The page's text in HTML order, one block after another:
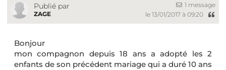
Publié par
ZAGE
1 message
le 13/01/2017 à 09:20
Bonjour
mon compagnon depuis 18 ans a adopté les 2
enfants de son précédent mariage qui a duré 10 ans